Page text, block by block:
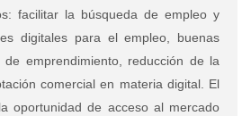
facilitar la búsqueda de empleo y
digitales para el empleo, buenas
de emprendimiento, reducción de la
comercial en materia digital. El
oportunidad de acceso al mercado